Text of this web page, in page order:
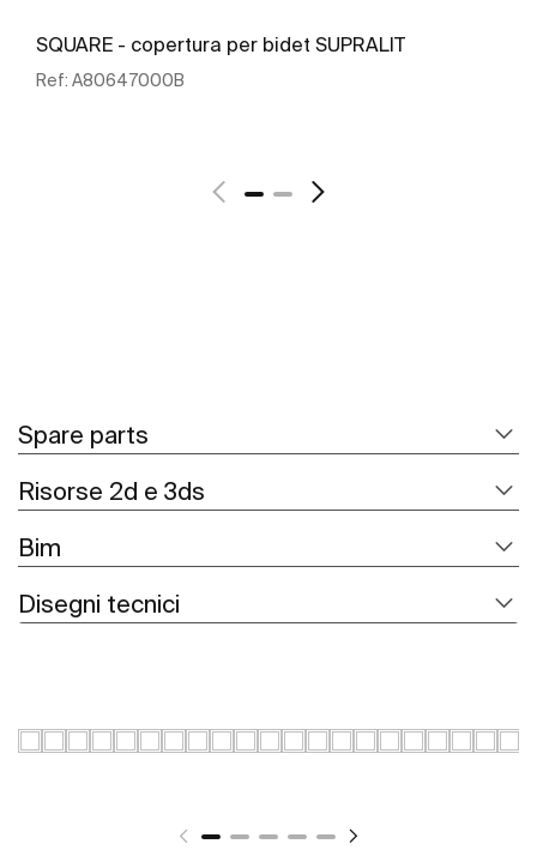
SQUARE - copertura per bidet SUPRALIT
Ref: A80647000B
Spare parts
Risorse 2d e 3ds
Bim
Disegni tecnici